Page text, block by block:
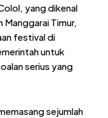
yang dikenal
Timur,
festival di
untuk
serius yang
sejumlah